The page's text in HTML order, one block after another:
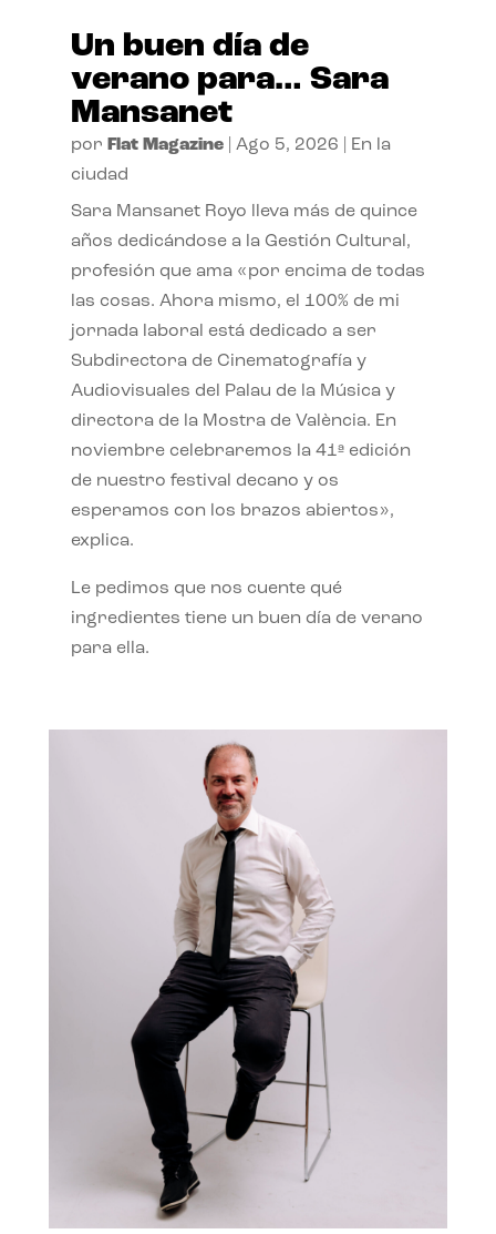
Un buen día de
verano para… Sara
Mansanet
por Flat Magazine| Ago 5, 2026
En la
ciudad
Sara Mansanet Royo lleva más de quince
años dedicándose a la Gestión Cultural,
profesión que ama «por encima de todas
las cosas. Ahora mismo, el 100% de mi
jornada laboral está dedicado a ser
Subdirectora de Cinematografía y
Audiovisuales del Palau de la Música y
directora de la Mostra de València. En
noviembre celebraremos la 41ª edición
de nuestro festival decano y os
esperamos con los brazos abiertos»,
explica.
Le pedimos que nos cuente qué
ingredientes tiene un buen día de verano
para ella.